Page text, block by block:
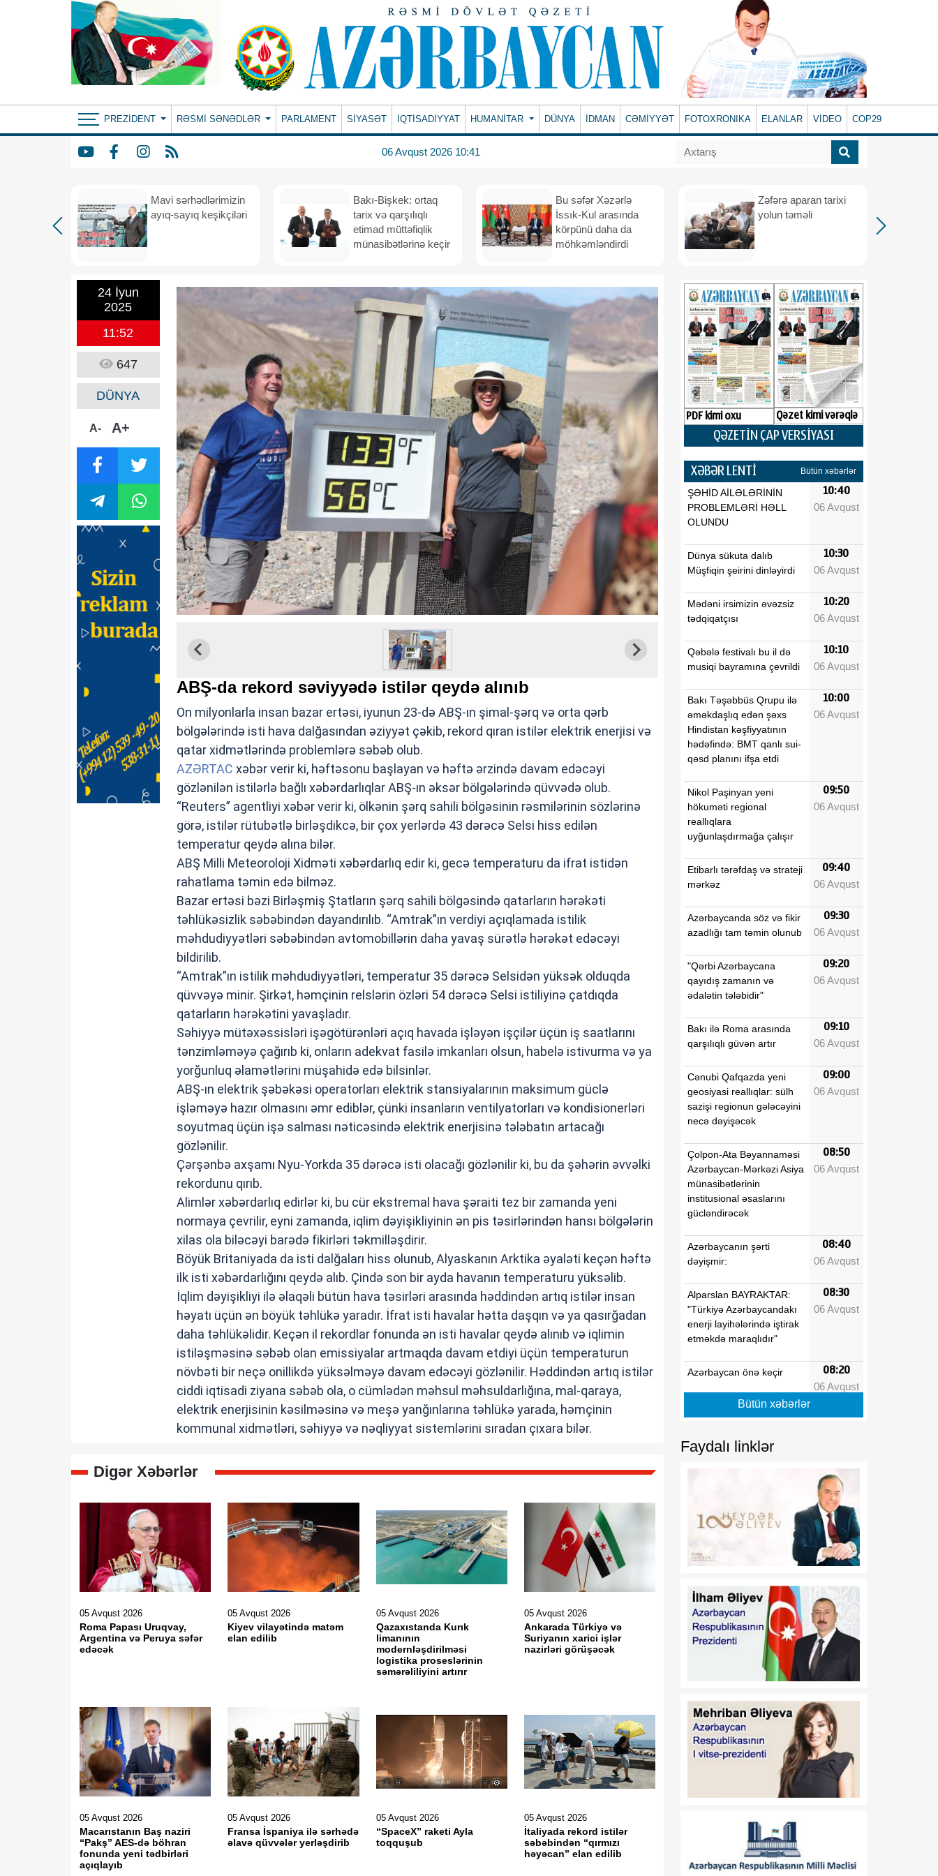
PREZIDENT RƏSMI SƏNƏDLƏR PARLAMENT SİYASƏT İQTİSADİYYAT HUMANITAR DÜNYA İDMAN CƏMİYYƏT FOTOXRONIKA ELANLAR VİDEO COP29
06 Avqust 2026 10:41
Mavi sərhədlərimizin
ayıq-sayıq keşikçiləri
Bakı-Bişkek: ortaq
tarix və qarşılıqlı
etimad müttəfiqlik
münasibətlərinə keçir
Bu səfər Xəzərlə
İssık-Kul arasında
körpünü daha da
möhkəmləndirdi
Zəfərə aparan tarixi
yolun təməli
24 İyun
2025
11:52
647
DÜNYA
A- A+
ABŞ-da rekord səviyyədə istilər qeydə alınıb
On milyonlarla insan bazar ertəsi, iyunun 23-də ABŞ-ın şimal-şərq və orta qərb
bölgələrində isti hava dalğasından əziyyət çəkib, rekord qıran istilər elektrik enerjisi və
qatar xidmətlərində problemlərə səbəb olub.
AZƏRTAC xəbər verir ki, həftəsonu başlayan və həftə ərzində davam edəcəyi
gözlənilən istilərlə bağlı xəbərdarlıqlar ABŞ-ın əksər bölgələrində qüvvədə olub.
“Reuters” agentliyi xəbər verir ki, ölkənin şərq sahili bölgəsinin rəsmilərinin sözlərinə
görə, istilər rütubətlə birləşdikcə, bir çox yerlərdə 43 dərəcə Selsi hiss edilən
temperatur qeydə alına bilər.
ABŞ Milli Meteoroloji Xidməti xəbərdarlıq edir ki, gecə temperaturu da ifrat istidən
rahatlama təmin edə bilməz.
Bazar ertəsi bəzi Birləşmiş Ştatların şərq sahili bölgəsində qatarların hərəkəti
təhlükəsizlik səbəbindən dayandırılıb. “Amtrak”ın verdiyi açıqlamada istilik
məhdudiyyətləri səbəbindən avtomobillərin daha yavaş sürətlə hərəkət edəcəyi
bildirilib.
“Amtrak”ın istilik məhdudiyyətləri, temperatur 35 dərəcə Selsidən yüksək olduqda
qüvvəyə minir. Şirkət, həmçinin relslərin özləri 54 dərəcə Selsi istiliyinə çatdıqda
qatarların hərəkətini yavaşladır.
Səhiyyə mütəxəssisləri işəgötürənləri açıq havada işləyən işçilər üçün iş saatlarını
tənzimləməyə çağırıb ki, onların adekvat fasilə imkanları olsun, habelə istivurma və ya
yorğunluq əlamətlərini müşahidə edə bilsinlər.
ABŞ-ın elektrik şəbəkəsi operatorları elektrik stansiyalarının maksimum güclə
işləməyə hazır olmasını əmr ediblər, çünki insanların ventilyatorları və kondisionerləri
soyutmaq üçün işə salması nəticəsində elektrik enerjisinə tələbatın artacağı
gözlənilir.
Çərşənbə axşamı Nyu-Yorkda 35 dərəcə isti olacağı gözlənilir ki, bu da şəhərin əvvəlki
rekordunu qırıb.
Alimlər xəbərdarlıq edirlər ki, bu cür ekstremal hava şəraiti tez bir zamanda yeni
normaya çevrilir, eyni zamanda, iqlim dəyişikliyinin ən pis təsirlərindən hansı bölgələrin
xilas ola biləcəyi barədə fikirləri təkmilləşdirir.
Böyük Britaniyada da isti dalğaları hiss olunub, Alyaskanın Arktika əyaləti keçən həftə
ilk isti xəbərdarlığını qeydə alıb. Çində son bir ayda havanın temperaturu yüksəlib.
İqlim dəyişikliyi ilə əlaqəli bütün hava təsirləri arasında həddindən artıq istilər insan
həyatı üçün ən böyük təhlükə yaradır. İfrat isti havalar hətta daşqın və ya qasırğadan
daha təhlükəlidir. Keçən il rekordlar fonunda ən isti havalar qeydə alınıb və iqlimin
istiləşməsinə səbəb olan emissiyalar artmaqda davam etdiyi üçün temperaturun
növbəti bir neçə onillikdə yüksəlməyə davam edəcəyi gözlənilir. Həddindən artıq istilər
ciddi iqtisadi ziyana səbəb ola, o cümlədən məhsul məhsuldarlığına, mal-qaraya,
elektrik enerjisinin kəsilməsinə və meşə yanğınlarına təhlükə yarada, həmçinin
kommunal xidmətləri, səhiyyə və nəqliyyat sistemlərini sıradan çıxara bilər.
Digər Xəbərlər
05 Avqust 2026
Roma Papası Uruqvay,
Argentina və Peruya səfər
edəcək
05 Avqust 2026
Kiyev vilayətində matəm
elan edilib
05 Avqust 2026
Qazaxıstanda Kurık
limanının
modernləşdirilməsi
logistika proseslərinin
səmərəliliyini artırır
05 Avqust 2026
Ankarada Türkiyə və
Suriyanın xarici işlər
nazirləri görüşəcək
05 Avqust 2026
Macarıstanın Baş naziri
“Pakş” AES-də böhran
fonunda yeni tədbirləri
açıqlayıb
05 Avqust 2026
Fransa İspaniya ilə sərhədə
əlavə qüvvələr yerləşdirib
05 Avqust 2026
“SpaceX” raketi Ayla
toqquşub
05 Avqust 2026
İtaliyada rekord istilər
səbəbindən “qırmızı
həyəcan” elan edilib
PDF kimi oxu Qəzet kimi vərəqlə
QƏZETİN ÇAP VERSİYASI
XƏBƏR LENTİ Bütün xəbərlər
ŞƏHİD AİLƏLƏRİNİN
PROBLEMLƏRİ HƏLL
OLUNDU
10:40
06 Avqust
Dünya sükuta dalıb
Müşfiqin şeirini dinləyirdi
10:30
06 Avqust
Mədəni irsimizin əvəzsiz
tədqiqatçısı
10:20
06 Avqust
Qəbələ festivalı bu il də
musiqi bayramına çevrildi
10:10
06 Avqust
Bakı Təşəbbüs Qrupu ilə
əməkdaşlıq edən şəxs
Hindistan kəşfiyyatının
hədəfində: BMT qanlı sui-
qəsd planını ifşa etdi
10:00
06 Avqust
Nikol Paşinyan yeni
hökuməti regional
reallıqlara
uyğunlaşdırmağa çalışır
09:50
06 Avqust
Etibarlı tərəfdaş və strateji
mərkəz
09:40
06 Avqust
Azərbaycanda söz və fikir
azadlığı tam təmin olunub
09:30
06 Avqust
"Qərbi Azərbaycana
qayıdış zamanın və
ədalətin tələbidir"
09:20
06 Avqust
Bakı ilə Roma arasında
qarşılıqlı güvən artır
09:10
06 Avqust
Cənubi Qafqazda yeni
geosiyasi reallıqlar: sülh
sazişi regionun gələcəyini
necə dəyişəcək
09:00
06 Avqust
Çolpon-Ata Bəyannaməsi
Azərbaycan-Mərkəzi Asiya
münasibətlərinin
institusional əsaslarını
gücləndirəcək
08:50
06 Avqust
Azərbaycanın şərti
dəyişmir:
08:40
06 Avqust
Alparslan BAYRAKTAR:
"Türkiyə Azərbaycandakı
enerji layihələrində iştirak
etməkdə maraqlıdır"
08:30
06 Avqust
Azərbaycan önə keçir 08:20
06 Avqust
Möhkəmlənən strateji
tərəfdaşlıq, dərinləşən
06 Avqust
AĞIR DAŞLI
08:00
06 Avqust
Azərbaycan
Respublikasının İnzibati
"İnformasiya,
informasiyanın mühafizəsi
haqqında" və "Uşaqların
zərərli informasiyadan
qorunması haqqında"
qanunlarında dəyişiklik
02:03
06 Avqust
"Azərbaycan
Respublikasının İnzibati
Xətalar Məcəlləsində,
informasiyalaşdırma və
informasiyanın mühafizəsi
zərərli informasiyadan
qorunması haqqında"
Respublikasının
02:01
06 Avqust
Bütün xəbərlər
Faydalı linklər